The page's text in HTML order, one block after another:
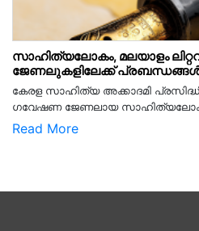
സാഹിത്യലോകം, മലയാളം
ജേണലുകളിലേക്ക്
കേരള സാഹിത്യ അക്കാദമി
ഗവേഷണ ജേണലായ
Read More